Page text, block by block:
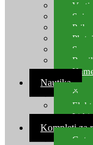
Nautika
Kompleti za